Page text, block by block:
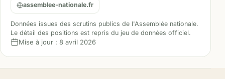
assemblee-nationale.fr
Données issues des scrutins publics de l'Assemblée nationale.
Le détail des positions est repris du jeu de données officiel.
Mise à jour : 8 avril 2026